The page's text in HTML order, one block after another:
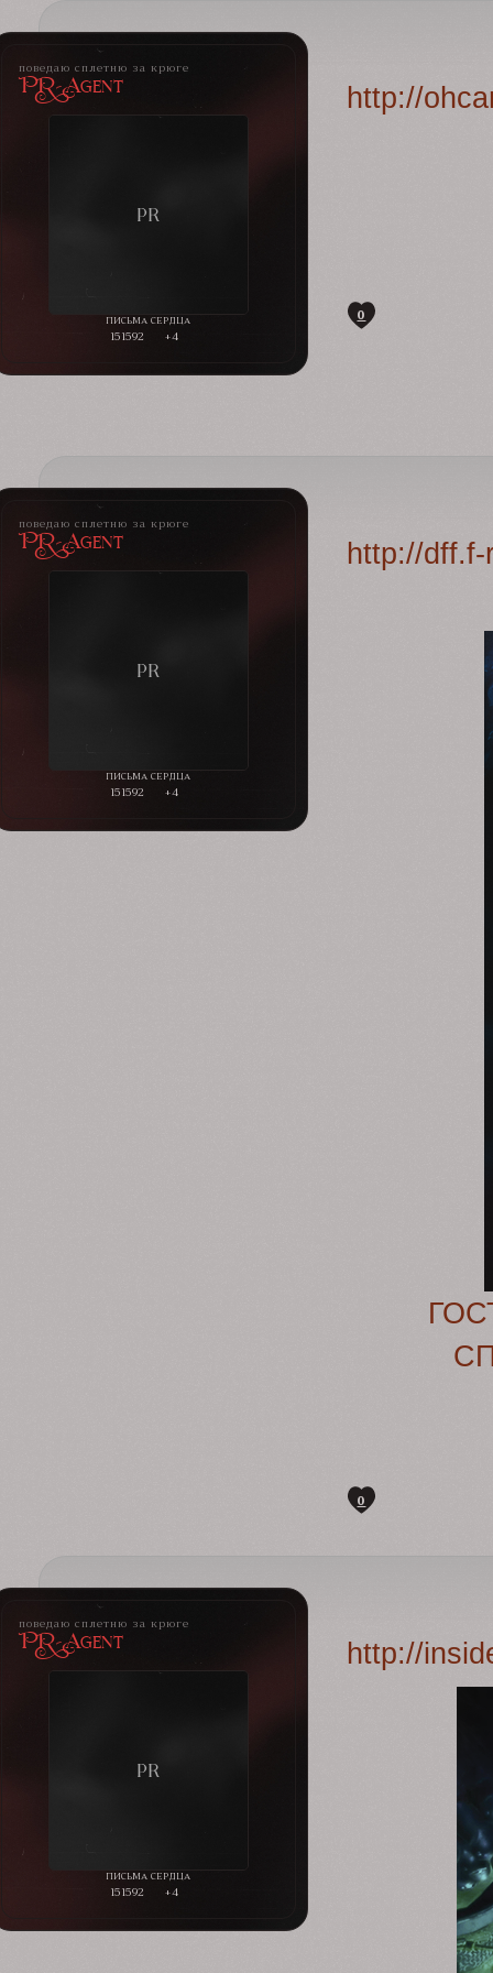
поведаю сплетню за крюге
PR-Agent
151592 +4
http://
0
поведаю сплетню за крюге
PR-Agent
151592 +4
http://
0
поведаю сплетню за крюге
PR-Agent
151592 +4
http://